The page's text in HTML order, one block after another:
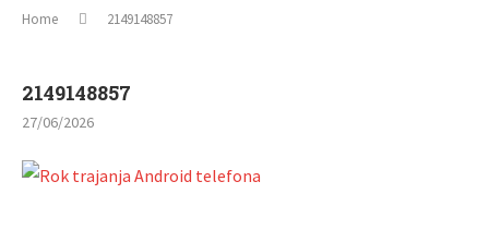
Home 2149148857
2149148857
27/06/2026